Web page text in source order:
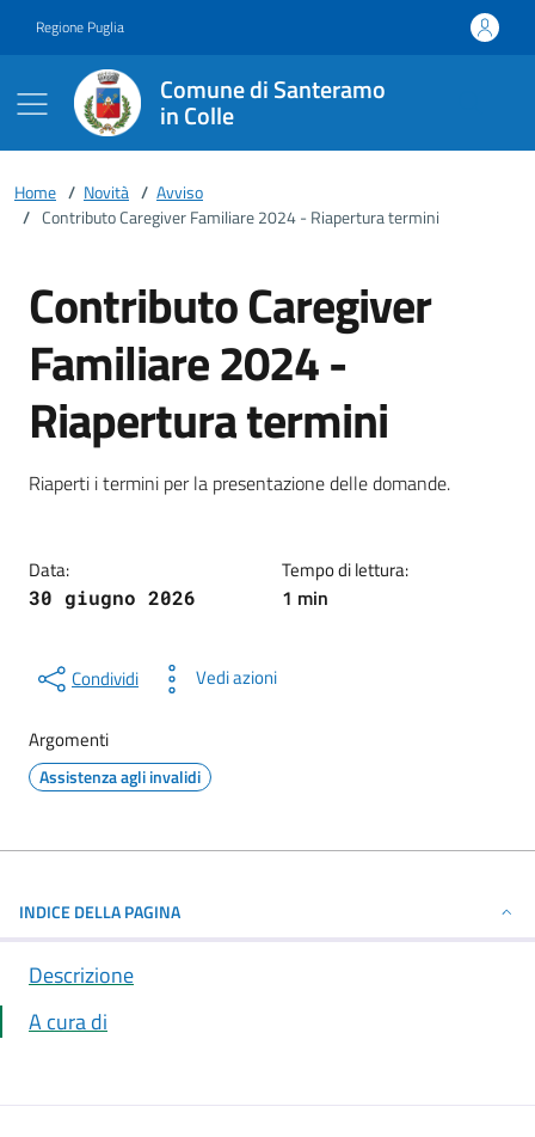
Regione Puglia
Comune di Santeramo
in Colle
Home / Novità / Avviso
/ Contributo Caregiver Familiare 2024 - Riapertura termini
Contributo Caregiver
Familiare 2024 -
Riapertura termini
Dettagli della notizia
Riaperti i termini per la presentazione delle domande.
Data:
30 giugno 2026
Tempo di lettura:
1 min
Condividi Vedi azioni
Argomenti
Assistenza agli invalidi
INDICE DELLA PAGINA
Descrizione
A cura di